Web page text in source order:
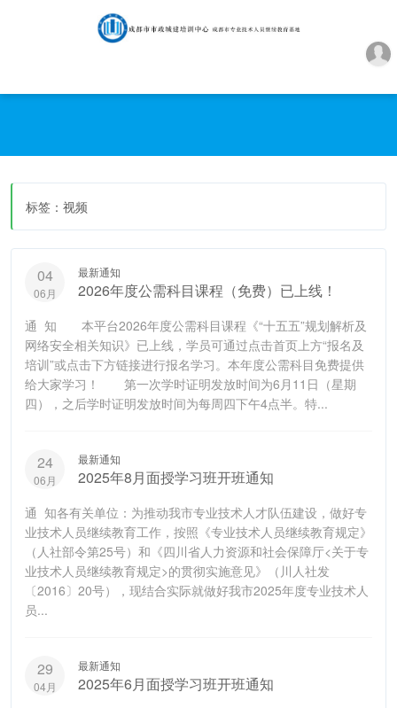
标签：视频
04
06月
最新通知
2026年度公需科目课程（免费）已上线！
通 知 本平台2026年度公需科目课程《“十五五”规划解析及
网络安全相关知识》已上线，学员可通过点击首页上方“报名及
培训”或点击下方链接进行报名学习。本年度公需科目免费提供
给大家学习！ 第一次学时证明发放时间为6月11日（星期
四），之后学时证明发放时间为每周四下午4点半。特...
24
06月
最新通知
2025年8月面授学习班开班通知
通 知各有关单位：为推动我市专业技术人才队伍建设，做好专
业技术人员继续教育工作，按照《专业技术人员继续教育规定》
（人社部令第25号）和《四川省人力资源和社会保障厅<关于专
业技术人员继续教育规定>的贯彻实施意见》（川人社发
〔2016〕20号），现结合实际就做好我市2025年度专业技术人
员...
29
04月
最新通知
2025年6月面授学习班开班通知